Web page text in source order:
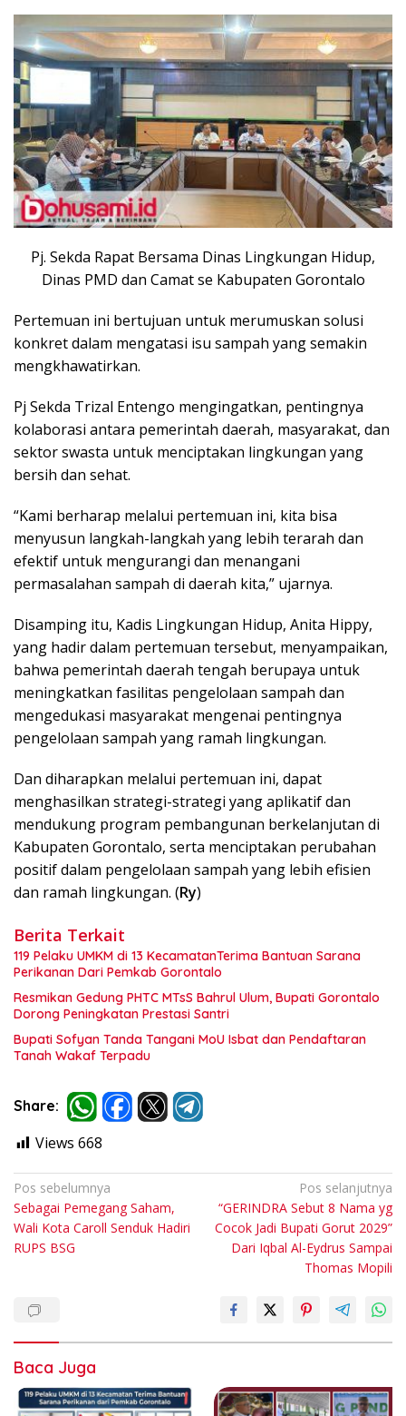
Pj. Sekda Rapat Bersama Dinas Lingkungan Hidup,
Dinas PMD dan Camat se Kabupaten Gorontalo
Pertemuan ini bertujuan untuk merumuskan solusi
konkret dalam mengatasi isu sampah yang semakin
mengkhawatirkan.
Pj Sekda Trizal Entengo mengingatkan, pentingnya
kolaborasi antara pemerintah daerah, masyarakat, dan
sektor swasta untuk menciptakan lingkungan yang
bersih dan sehat.
“Kami berharap melalui pertemuan ini, kita bisa
menyusun langkah-langkah yang lebih terarah dan
efektif untuk mengurangi dan menangani
permasalahan sampah di daerah kita,” ujarnya.
Disamping itu, Kadis Lingkungan Hidup, Anita Hippy,
yang hadir dalam pertemuan tersebut, menyampaikan,
bahwa pemerintah daerah tengah berupaya untuk
meningkatkan fasilitas pengelolaan sampah dan
mengedukasi masyarakat mengenai pentingnya
pengelolaan sampah yang ramah lingkungan.
Dan diharapkan melalui pertemuan ini, dapat
menghasilkan strategi-strategi yang aplikatif dan
mendukung program pembangunan berkelanjutan di
Kabupaten Gorontalo, serta menciptakan perubahan
positif dalam pengelolaan sampah yang lebih efisien
dan ramah lingkungan. (Ry)
Berita Terkait
119 Pelaku UMKM di 13 KecamatanTerima Bantuan Sarana
Perikanan Dari Pemkab Gorontalo
Resmikan Gedung PHTC MTsS Bahrul Ulum, Bupati Gorontalo
Dorong Peningkatan Prestasi Santri
Bupati Sofyan Tanda Tangani MoU Isbat dan Pendaftaran
Tanah Wakaf Terpadu
Share:
Views 668
Navigasi
pos
Pos sebelumnya
Sebagai Pemegang Saham,
Wali Kota Caroll Senduk Hadiri
RUPS BSG
Pos selanjutnya
“GERINDRA Sebut 8 Nama yg
Cocok Jadi Bupati Gorut 2029”
Dari Iqbal Al-Eydrus Sampai
Thomas Mopili
Baca Juga